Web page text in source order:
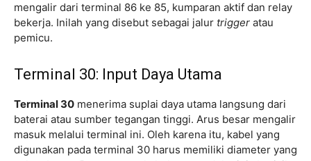
mengalir dari terminal 86 ke 85, kumparan aktif dan relay
bekerja. Inilah yang disebut sebagai jalur trigger atau
pemicu.
Terminal 30: Input Daya Utama
Terminal 30 menerima suplai daya utama langsung dari
baterai atau sumber tegangan tinggi. Arus besar mengalir
masuk melalui terminal ini. Oleh karena itu, kabel yang
digunakan pada terminal 30 harus memiliki diameter yang